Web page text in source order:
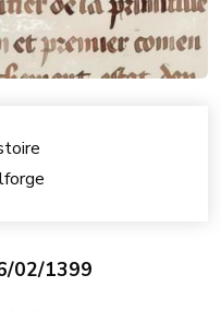
02/1399